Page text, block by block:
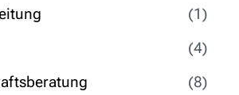
(1)
(4)
(8)